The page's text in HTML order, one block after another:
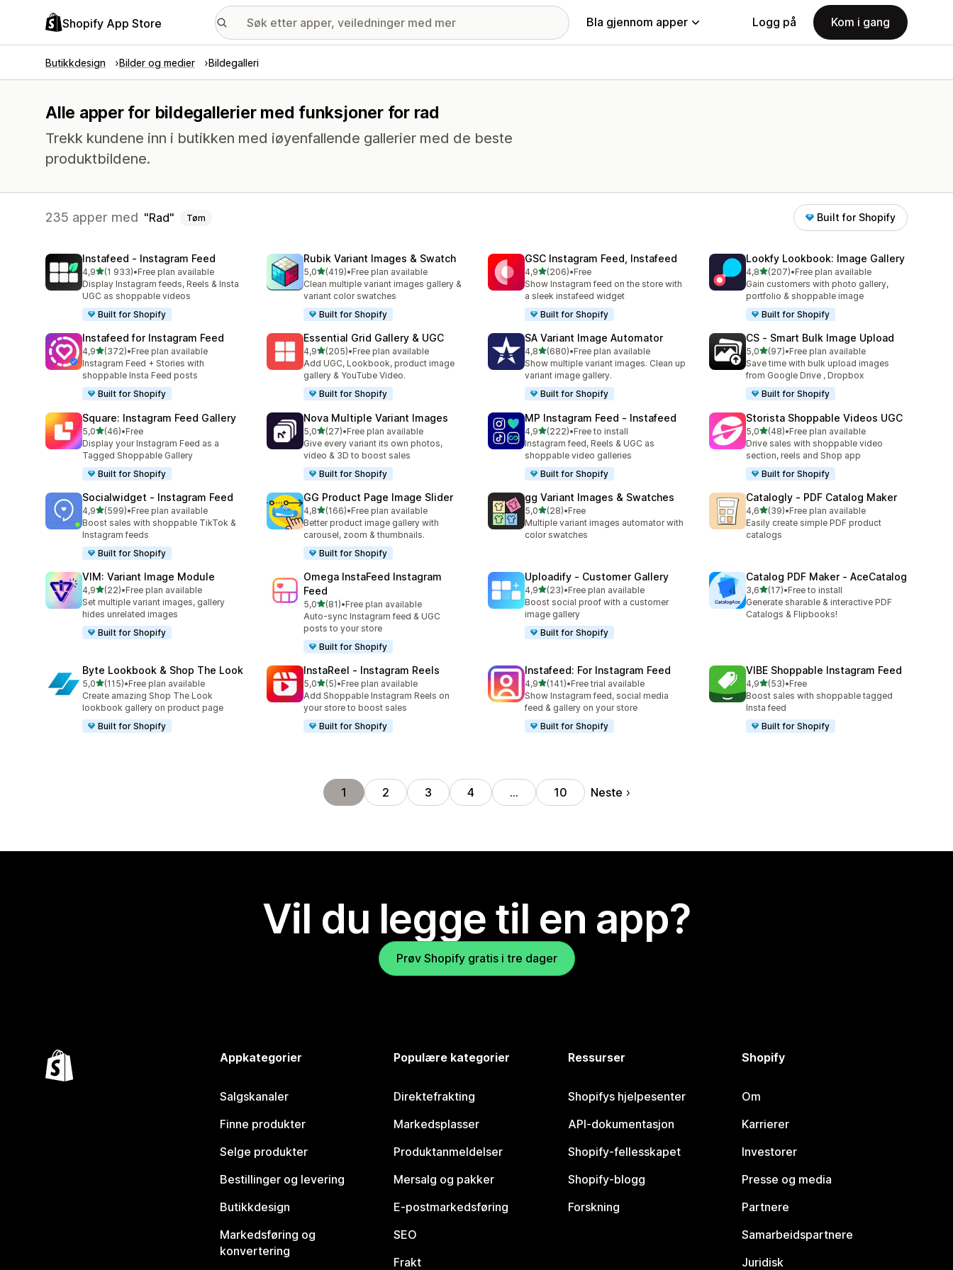
Shopify App Store Bla gjennom apper Logg på Kom i gang
Butikkdesign Bilder og medier Bildegalleri
Alle apper for bildegallerier med funksjoner for rad
Trekk kundene inn i butikken med iøyenfallende gallerier med de beste
produktbildene.
235 apper med Rad Tøm Built for Shopify
Instafeed ‑ Instagram Feed
4,9av 5 stjerner
(1 933)
Totalt 1933 omtaler
•Free plan available
Display Instagram feeds, Reels & Insta
UGC as shoppable videos
Built for Shopify
Rubik Variant Images & Swatch
5,0av 5 stjerner
(419)
Totalt 419 omtaler
•Free plan available
Clean multiple variant images gallery &
variant color swatches
Built for Shopify
GSC Instagram Feed, Instafeed
4,9av 5 stjerner
(206)
Totalt 206 omtaler
•Free
Show Instagram feed on the store with
a sleek instafeed widget
Built for Shopify
Lookfy Lookbook: Image Gallery
4,8av 5 stjerner
(207)
Totalt 207 omtaler
•Free plan available
Gain customers with photo gallery,
portfolio & shoppable image
Built for Shopify
Instafeed for Instagram Feed
4,9av 5 stjerner
(372)
Totalt 372 omtaler
•Free plan available
Instagram Feed + Stories with
shoppable Insta Feed posts
Built for Shopify
Essential Grid Gallery & UGC
4,9av 5 stjerner
(205)
Totalt 205 omtaler
•Free plan available
Add UGC, Lookbook, product image
gallery & YouTube Video.
Built for Shopify
SA Variant Image Automator
4,8av 5 stjerner
(680)
Totalt 680 omtaler
•Free plan available
Show multiple variant images. Clean up
variant image gallery.
Built for Shopify
CS ‑ Smart Bulk Image Upload
5,0av 5 stjerner
(97)
Totalt 97 omtaler
•Free plan available
Save time with bulk upload images
from Google Drive , Dropbox
Built for Shopify
Square: Instagram Feed Gallery
5,0av 5 stjerner
(46)
Totalt 46 omtaler
•Free
Display your Instagram Feed as a
Tagged Shoppable Gallery
Built for Shopify
Nova Multiple Variant Images
5,0av 5 stjerner
(27)
Totalt 27 omtaler
•Free plan available
Give every variant its own photos,
video & 3D to boost sales
Built for Shopify
MP Instagram Feed ‑ Instafeed
4,9av 5 stjerner
(222)
Totalt 222 omtaler
•Free to install
Instagram feed, Reels & UGC as
shoppable video galleries
Built for Shopify
Storista Shoppable Videos UGC
5,0av 5 stjerner
(48)
Totalt 48 omtaler
•Free plan available
Drive sales with shoppable video
section, reels and Shop app
Built for Shopify
Socialwidget ‑ Instagram Feed
4,9av 5 stjerner
(599)
Totalt 599 omtaler
•Free plan available
Boost sales with shoppable TikTok &
Instagram feeds
Built for Shopify
GG Product Page Image Slider
4,8av 5 stjerner
(166)
Totalt 166 omtaler
•Free plan available
Better product image gallery with
carousel, zoom & thumbnails.
Built for Shopify
gg Variant Images & Swatches
5,0av 5 stjerner
(28)
Totalt 28 omtaler
•Free
Multiple variant images automator with
color swatches
Catalogly ‑ PDF Catalog Maker
4,6av 5 stjerner
(39)
Totalt 39 omtaler
•Free plan available
Easily create simple PDF product
catalogs
VIM: Variant Image Module
4,9av 5 stjerner
(22)
Totalt 22 omtaler
•Free plan available
Set multiple variant images, gallery
hides unrelated images
Built for Shopify
Omega InstaFeed Instagram
Feed
5,0av 5 stjerner
(81)
Totalt 81 omtaler
•Free plan available
Auto-sync Instagram feed & UGC
posts to your store
Built for Shopify
Uploadify ‑ Customer Gallery
4,9av 5 stjerner
(23)
Totalt 23 omtaler
•Free plan available
Boost social proof with a customer
image gallery
Built for Shopify
Catalog PDF Maker ‑ AceCatalog
3,6av 5 stjerner
(17)
Totalt 17 omtaler
•Free to install
Generate sharable & interactive PDF
Catalogs & Flipbooks!
Byte Lookbook & Shop The Look
5,0av 5 stjerner
(115)
Totalt 115 omtaler
•Free plan available
Create amazing Shop The Look
lookbook gallery on product page
Built for Shopify
InstaReel ‑ Instagram Reels
5,0av 5 stjerner
(5)
Totalt 5 omtaler
•Free plan available
Add Shoppable Instagram Reels on
your store to boost sales
Built for Shopify
Instafeed: For Instagram Feed
4,9av 5 stjerner
(141)
Totalt 141 omtaler
•Free trial available
Show Instagram feed, social media
feed & gallery on your store
Built for Shopify
VIBE Shoppable Instagram Feed
4,9av 5 stjerner
(53)
Totalt 53 omtaler
•Free
Boost sales with shoppable tagged
Insta feed
Built for Shopify
1 2 3 4 … 10 Neste
Vil du legge til en app?
Prøv Shopify gratis i tre dager
Appkategorier
Salgskanaler
Finne produkter
Selge produkter
Bestillinger og levering
Butikkdesign
Markedsføring og
konvertering
Populære kategorier
Direktefrakting
Markedsplasser
Produktanmeldelser
Mersalg og pakker
E-postmarkedsføring
SEO
Frakt
Ressurser
Shopifys hjelpesenter
API-dokumentasjon
Shopify-fellesskapet
Shopify-blogg
Forskning
Shopify
Om
Karrierer
Investorer
Presse og media
Partnere
Samarbeidspartnere
Juridisk